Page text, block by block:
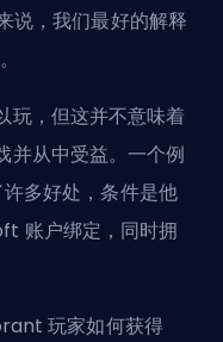
说，我们最好的解释
玩，但这并不意味着
并从中受益。一个例
多好处，条件是他
账户绑定，同时拥
玩家如何获得